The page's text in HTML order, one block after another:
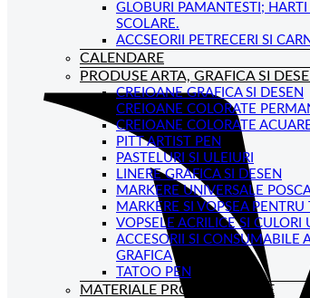
GLOBURI PAMANTESTI; HARTI
SCOLARE.
ACCSEORII PETRECERI SI
CALENDARE
PRODUSE ARTA, GRAFICA SI
CREIOANE GRAFICA SI DESEN
CREIOANE COLORATE
CREIOANE COLORATE
PITT ARTIST PEN
PASTELURI SI ULEIURI
LINERE GRAFICA SI DESEN
MARKERE UNIVERSALE
MARKERE SI VOPSEA PENTRU
VOPSELE ACRILICE SI CULORI
ACCESORII SI CONSUMABILE
GRAFICA
TATOO PEN
MATERIALE PROMOTIONALE